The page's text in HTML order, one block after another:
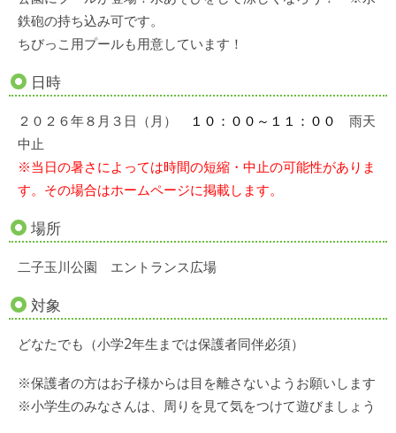
鉄砲の持ち込み可です。
ちびっこ用プールも用意しています！
日時
２０２６年８月３日（月） １０：００～１１：００ 雨天
中止
※当日の暑さによっては時間の短縮・中止の可能性がありま
す。その場合はホームページに掲載します。
場所
二子玉川公園 エントランス広場
対象
どなたでも（小学2年生までは保護者同伴必須）
※保護者の方はお子様からは目を離さないようお願いします
※小学生のみなさんは、周りを見て気をつけて遊びましょう